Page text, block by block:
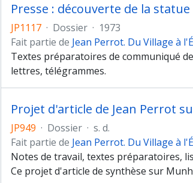
Presse : découverte de la
JP1117 · Dossier · 1973
Fait partie de Jean Perrot. Du Village à
Textes préparatoires de communiqué
lettres, télégrammes.
Projet d'article de Jean Perrot
JP949 · Dossier · s. d.
Fait partie de Jean Perrot. Du Village à
Notes de travail, textes préparatoires,
Ce projet d'article de synthèse sur